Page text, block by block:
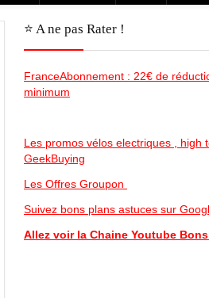
⭐️ A ne pas Rater !
FranceAbonnement : 22€ de
minimum
Les promos vélos electriques , high
GeekBuying
Les Offres Groupon
Suivez bons plans astuces sur
Allez voir la Chaine Youtube